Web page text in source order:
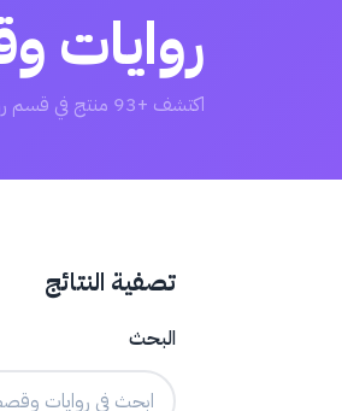
اكتشف +93 منتج في قسم روايات وقصص
تصفية النتائج
البحث